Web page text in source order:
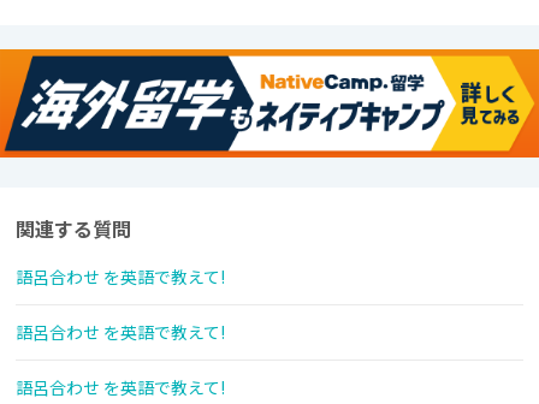
関連する質問
語呂合わせ を英語で教えて!
語呂合わせ を英語で教えて!
語呂合わせ を英語で教えて!